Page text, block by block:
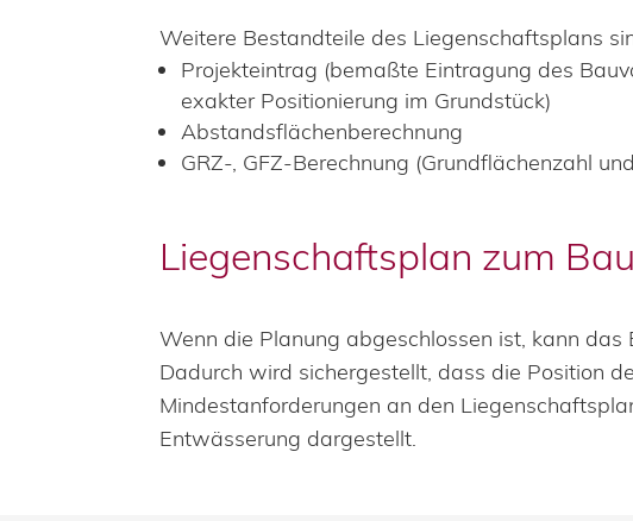
Weitere Bestandteile des Liegenschaftsplans
Projekteintrag (bemaßte Eintragung des
exakter Positionierung im Grundstück)
Abstandsflächenberechnung
GRZ-, GFZ-Berechnung (Grundflächenzahl
Liegenschaftsplan zum
Wenn die Planung abgeschlossen ist, kann
Dadurch wird sichergestellt, dass die Position
Mindestanforderungen an den
Entwässerung dargestellt.